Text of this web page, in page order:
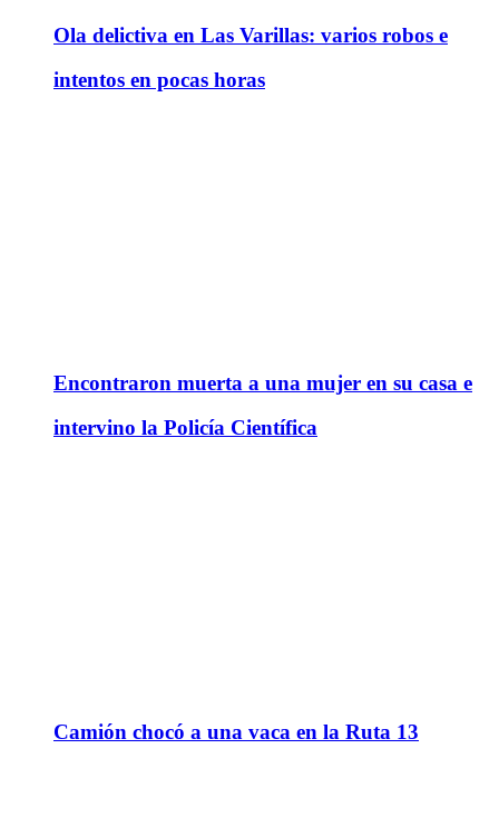
Ola delictiva en Las Varillas: varios robos e
intentos en pocas horas
Encontraron muerta a una mujer en su casa e
intervino la Policía Científica
Camión chocó a una vaca en la Ruta 13